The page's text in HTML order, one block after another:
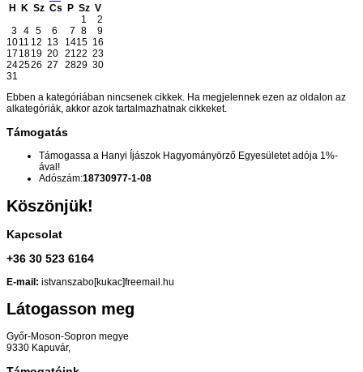
H
K Sz Cs P Sz V
1
2
3 4 5 6 7 8
9
1011 12 13 1415 16
17 1819 20 2122 23
242526 27 2829 30
31
Ebben a kategóriában nincsenek cikkek. Ha megjelennek ezen az oldalon az
alkategóriák, akkor azok tartalmazhatnak cikkeket.
Támogatás
Támogassa a Hanyi Íjászok Hagyományörző Egyesületet adója 1%-
ával!
Adószám:18730977-1-08
Köszönjük!
Kapcsolat
+36 30 523 6164
E-mail: istvanszabo[kukac]freemail.hu
Látogasson meg
Győr-Moson-Sopron megye
9330 Kapuvár,